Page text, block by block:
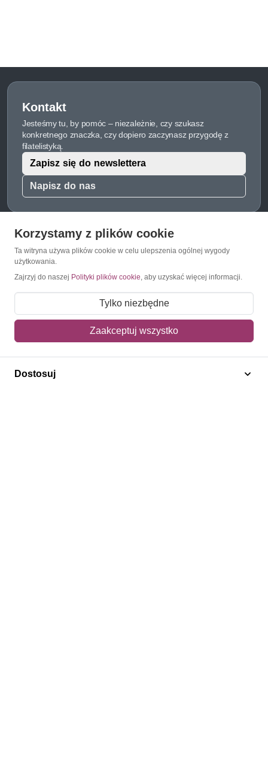
Kontakt
Jesteśmy tu, by pomóc – niezależnie, czy szukasz
konkretnego znaczka, czy dopiero zaczynasz przygodę z
filatelistyką.
Napisz do nas
Zapisz się do newslettera
O Znaczkopol.pl
O nas
Regulamin
Polityka prywatności
Korzystamy z plików cookie
Ta witryna używa plików cookie w celu ulepszenia ogólnej wygody
użytkowania.
Zajrzyj do naszej Polityki plików cookie, aby uzyskać więcej informacji.
Tylko niezbędne
Zaakceptuj wszystko
Dostosuj